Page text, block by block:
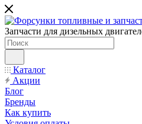
Запчасти для дизельных
Каталог
Акции
Блог
Бренды
Как купить